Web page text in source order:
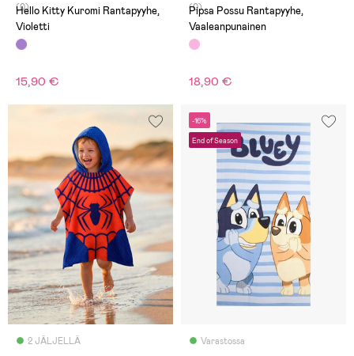
(0)
Hello Kitty Kuromi Rantapyyhe,
Violetti
15,90 €
(0)
Pipsa Possu Rantapyyhe,
Vaaleanpunainen
18,90 €
2 JÄLJELLÄ
-16%
End of Season
Varastossa